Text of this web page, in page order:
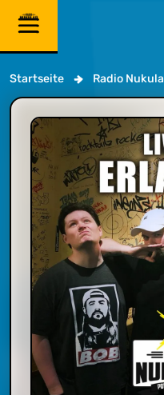
Startseite Radio